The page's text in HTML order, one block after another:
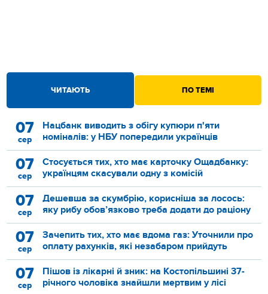
ЧИТАЮТЬ ПО ТЕМІ
07
сер
Нацбанк виводить з обігу купюри п'яти
номіналів: у НБУ попередили українців
07
сер
Стосується тих, хто має карточку Ощадбанку:
українцям скасували одну з комісій
07
сер
Дешевша за скумбрію, корисніша за лосось:
яку рибу обов’язково треба додати до раціону
07
сер
Зачепить тих, хто має вдома газ: Уточнили про
оплату рахунків, які незабаром прийдуть
07
сер
Пішов із лікарні й зник: на Костопільшині 37-
річного чоловіка знайшли мертвим у лісі